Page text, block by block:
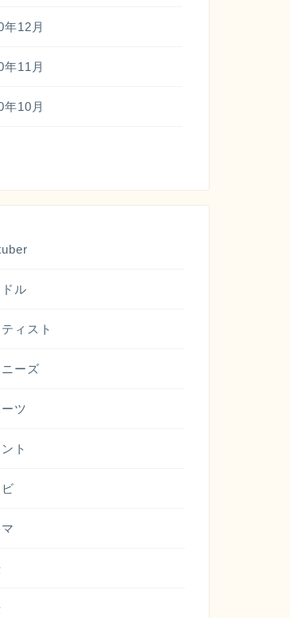
年12月
年11月
年10月
ル
ィスト
ーズ
ツ
ト